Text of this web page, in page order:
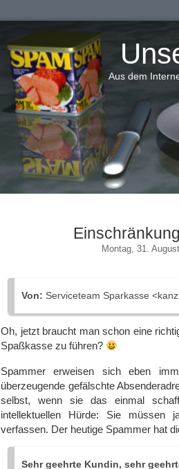
Aus dem
Montag, 31.
Von: Serviceteam Sparkasse
Oh, jetzt braucht man schon eine
Spaßkasse zu führen?
Spammer erweisen sich eben
überzeugende gefälschte
selbst, wenn sie das einmal
intellektuellen Hürde: Sie
verfassen. Der heutige Spammer hat
Sehr geehrte Kundin, sehr